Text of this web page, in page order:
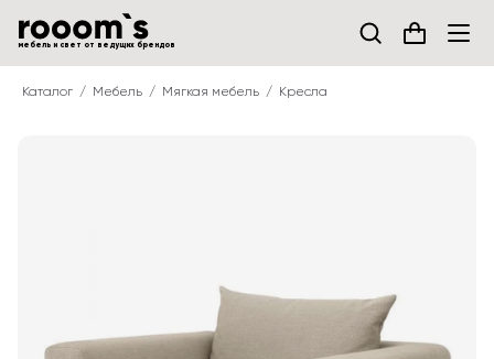
мебель и свет от ведущих брендов
Каталог Мебель Мягкая мебель Кресла